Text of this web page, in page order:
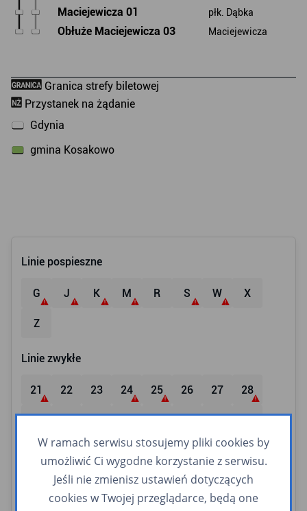
Linie pospieszne
G J K M R S W X
Z
Linie zwykłe
21 22 23 24 25 26 27 28
29 30 31 32 33 34 83 84
85 86 87 102 104 105 109 114
121 125 128 133 134 135 137
W ramach serwisu stosujemy pliki cookies by
umożliwić Ci wygodne korzystanie z serwisu.
Jeśli nie zmienisz ustawień dotyczących
cookies w Twojej przeglądarce, będą one